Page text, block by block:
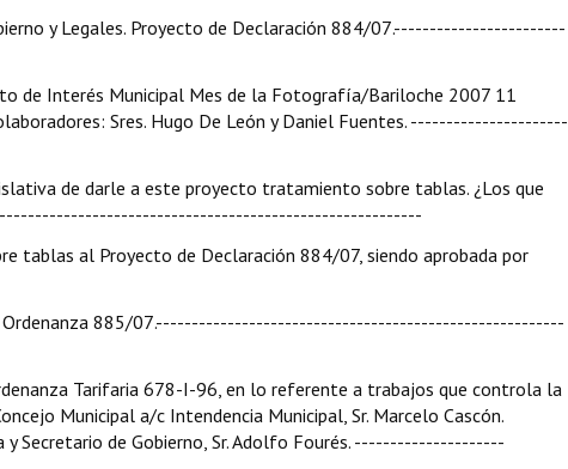
y Legales. Proyecto de Declaración 884/07.------------------------
de Interés Municipal Mes de la Fotografía/Bariloche 2007 11
Sres. Hugo De León y Daniel Fuentes. ----------------------
de darle a este proyecto tratamiento sobre tablas. ¿Los que
tablas al Proyecto de Declaración 884/07, siendo aprobada por
Ordenanza 885/07.---------------------------------------------------------
Tarifaria 678-I-96, en lo referente a trabajos que controla la
Municipal a/c Intendencia Municipal, Sr. Marcelo Cascón.
y Secretario de Gobierno, Sr. Adolfo Fourés. ---------------------